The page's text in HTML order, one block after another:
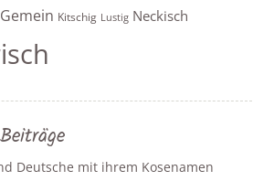
Gemein Kitschig Lustig Neckisch
Deutsche mit ihrem Kosenamen